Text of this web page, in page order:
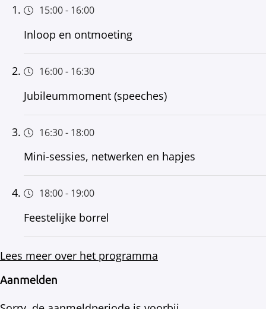
15:00- 16:00
Inloop en ontmoeting
16:00- 16:30
Jubileummoment (speeches)
16:30- 18:00
Mini-sessies, netwerken en hapjes
18:00- 19:00
Feestelijke borrel
Lees meer over het programma
Aanmelden